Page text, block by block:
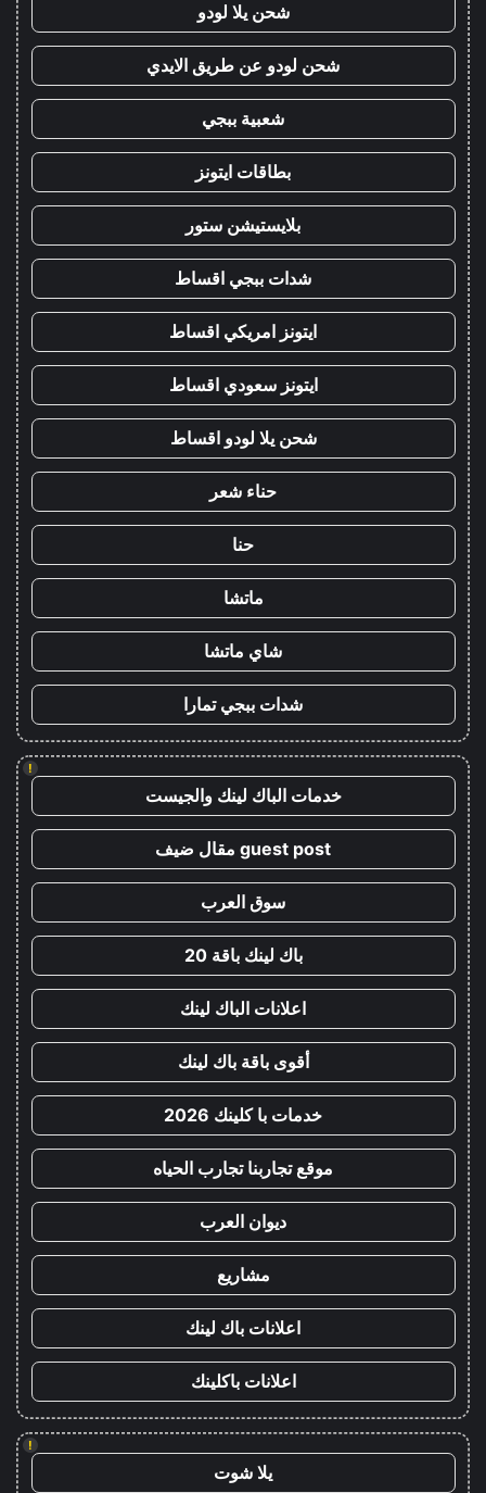
شحن يلا لودو
شحن لودو عن طريق الايدي
شعبية ببجي
بطاقات ايتونز
بلايستيشن ستور
شدات ببجي اقساط
ايتونز امريكي اقساط
ايتونز سعودي اقساط
شحن يلا لودو اقساط
حناء شعر
حنا
ماتشا
شاي ماتشا
شدات ببجي تمارا
!
خدمات الباك لينك والجيست
guest post مقال ضيف
سوق العرب
باك لينك باقة 20
اعلانات الباك لينك
أقوى باقة باك لينك
خدمات با كلينك 2026
موقع تجاربنا تجارب الحياه
ديوان العرب
مشاريع
اعلانات باك لينك
اعلانات باكلينك
!
يلا شوت